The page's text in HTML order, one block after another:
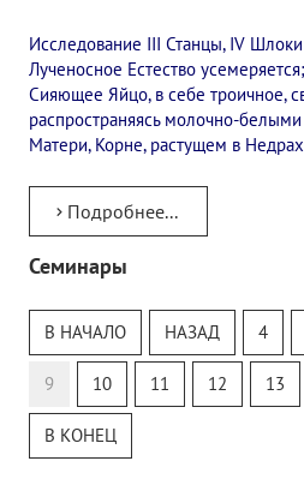
Исследование III Станцы, IV
Лученосное Естество
Сияющее Яйцо, в себе троичное,
распространяясь молочно-
Матери, Корне, растущем в
Подробнее...
Семинары
Теософский Квизи
Тайная Доктрина
Онлайн-класс
В НАЧАЛО НАЗАД 4
9 10 11 12 13
В КОНЕЦ